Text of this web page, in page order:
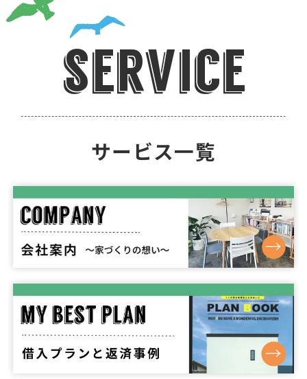
service
サービス一覧